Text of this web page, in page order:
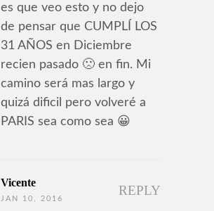
es que veo esto y no dejo
de pensar que CUMPLÍ LOS
31 AÑOS en Diciembre
recien pasado 🙁 en fin. Mi
camino será mas largo y
quizá dificil pero volveré a
PARIS sea como sea 😀
Vicente
JAN 10, 2016
REPLY